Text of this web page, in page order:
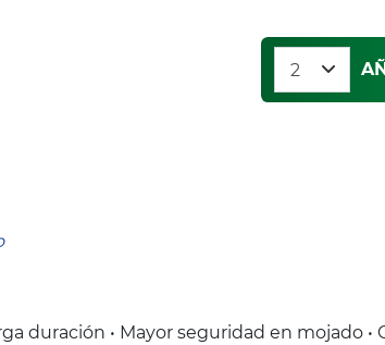
duración • Mayor seguridad en mojado •